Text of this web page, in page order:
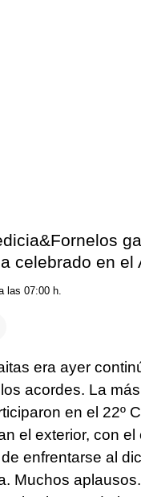
celebrado en el
las 07:00 h.
era ayer
acordes. La
en el 22º
el exterior, con
enfrentarse al
Muchos